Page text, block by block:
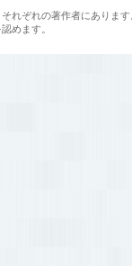
れぞれの著作者にありま
めます。